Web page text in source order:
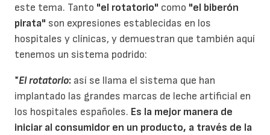
este tema. Tanto "el rotatorio" como "el biberón
pirata" son expresiones establecidas en los
hospitales y clínicas, y demuestran que también aquí
tenemos un sistema podrido:
*El rotatorio: así se llama el sistema que han
implantado las grandes marcas de leche artificial en
los hospitales españoles. Es la mejor manera de
iniciar al consumidor en un producto, a través de la